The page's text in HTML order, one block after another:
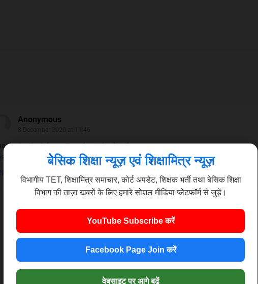
Anonymous
for the information about the details
10th results 2021बेसिक शिक्षा न्यूज़ एवं शिक्षामित्र न्यूज़
विभागीय TET, शिक्षामित्र समाचार, कोर्ट अपडेट, शिक्षक भर्ती तथा बेसिक शिक्षा
विभाग की ताज़ा खबरों के लिए हमारे सोशल मीडिया प्लेटफॉर्म से जुड़ें।
YouTube Subscribe करें
Facebook Page Join करें
वेबसाइट पर आगे बढ़ें